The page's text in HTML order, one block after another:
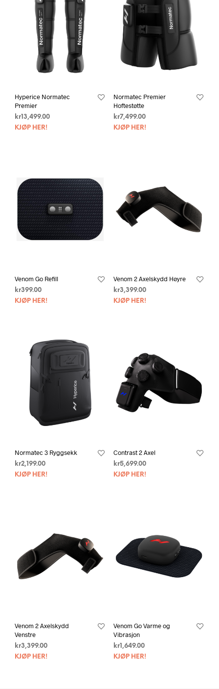
Hyperice Normatec
Premier
kr 13,499.00
KJØP HER!
Normatec Premier
Hoftestøtte
kr7,499.00
KJØP HER!
Venom Go Refill
kr399.00
KJØP HER!
Venom 2 Axelskydd Høyre
kr3,399.00
KJØP HER!
Normatec 3 Ryggsekk
kr2,199.00
KJØP HER!
Contrast 2 Axel
kr5,699.00
KJØP HER!
Venom 2 Axelskydd
Venstre
kr3,399.00
KJØP HER!
Venom Go Varme og
Vibrasjon
kr1,649.00
KJØP HER!